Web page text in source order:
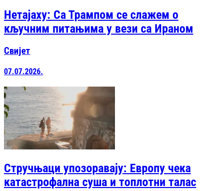
Нетајаху: Са Трампом се слажем о
кључним питањима у вези са Ираном
Свијет
07.07.2026.
Стручњаци упозоравају: Европу чека
катастрофална суша и топлотни талас